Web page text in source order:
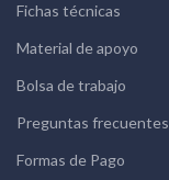
Fichas técnicas
Material de apoyo
Bolsa de trabajo
Preguntas frecuentes
Formas de Pago